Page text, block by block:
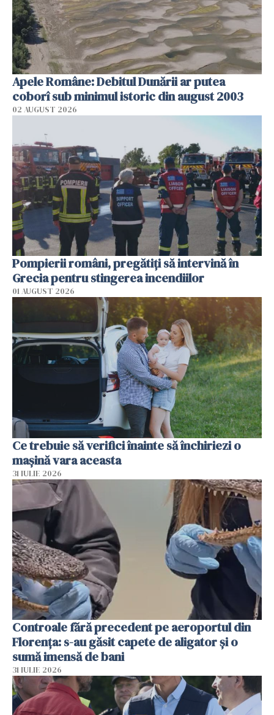
Apele Române: Debitul Dunării ar putea
coborî sub minimul istoric din august 2003
02 AUGUST 2026
Pompierii români, pregătiţi să intervină în
Grecia pentru stingerea incendiilor
01 AUGUST 2026
Ce trebuie să verifici înainte să închiriezi o
mașină vara aceasta
31 IULIE 2026
Controale fără precedent pe aeroportul din
Florența: s-au găsit capete de aligator și o
sumă imensă de bani
31 IULIE 2026